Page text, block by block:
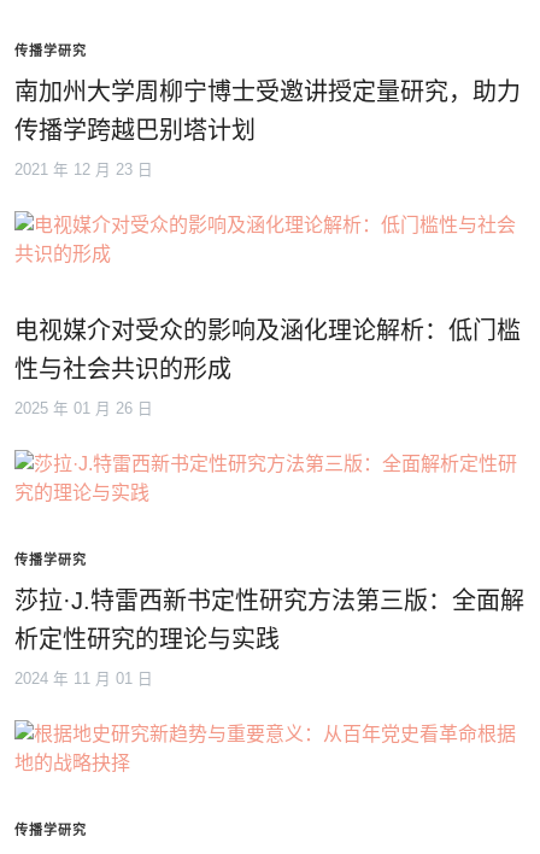
传播学研究
南加州大学周柳宁博士受邀讲授定量研究，助力
传播学跨越巴别塔计划
2021 年 12 月 23 日
电视媒介对受众的影响及涵化理论解析：低门槛
性与社会共识的形成
2025 年 01 月 26 日
传播学研究
莎拉·J.特雷西新书定性研究方法第三版：全面解
析定性研究的理论与实践
2024 年 11 月 01 日
传播学研究